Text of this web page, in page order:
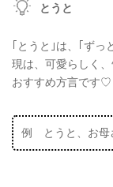
とうと
｢とうと｣は、｢ずっ
現は、可愛らしく
おすすめ方言です♡
例 とうと、お母